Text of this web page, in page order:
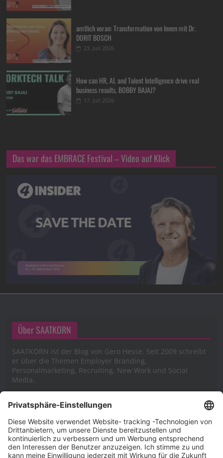
amtlich voran: Transformation von Innen mit Dr.
DORIT BOSCH
23. Juli 2026
How can HR, AI, and Talent Intelligence drive real
business results, BOBBY BAJAJ?
17. Juli 2026
Das war das EMBRACE Festival – Video auf Klick
Über SAATKORN
SAATKORN ist der Blog von Gero Hesse. Seit 2009 schreibt
er über die Themen Employer Branding,
Personalmarketing, Recruiting, New Work und Social
Media.
Impressum
Impressum